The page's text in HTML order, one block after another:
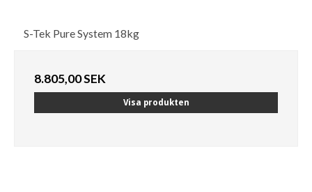
S-Tek Pure System 18kg
8.805,00 SEK
Visa produkten